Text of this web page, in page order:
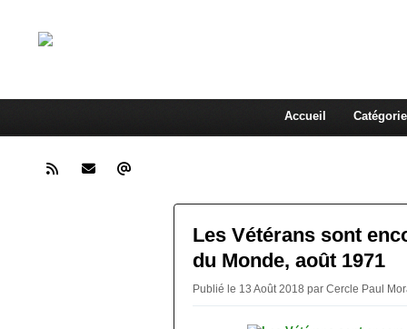
Accueil
Les Vétérans sont
du Monde, août 1971
Publié le 13 Août 2018 par Cercle Paul